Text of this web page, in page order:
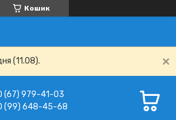
Кошик
(11.08).
(67) 979-41-03
(99) 648-45-68